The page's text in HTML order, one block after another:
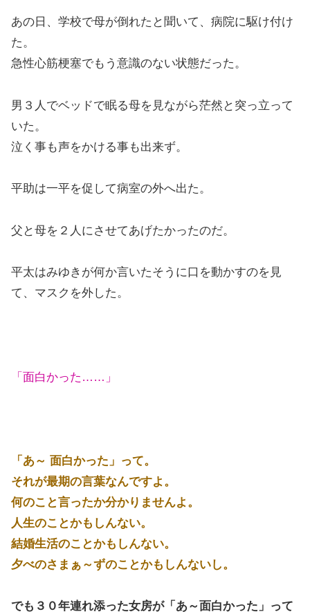
あの日、学校で母が倒れたと聞いて、病院に駆け付け
た。
急性心筋梗塞でもう意識のない状態だった。
男３人でベッドで眠る母を見ながら茫然と突っ立って
いた。
泣く事も声をかける事も出来ず。
平助は一平を促して病室の外へ出た。
父と母を２人にさせてあげたかったのだ。
平太はみゆきが何か言いたそうに口を動かすのを見
て、マスクを外した。
「面白かった……」
「あ～ 面白かった」って。
それが最期の言葉なんですよ。
何のこと言ったか分かりませんよ。
人生のことかもしんない。
結婚生活のことかもしんない。
夕べのさまぁ～ずのことかもしんないし。
でも３０年連れ添った女房が「あ～面白かった」って